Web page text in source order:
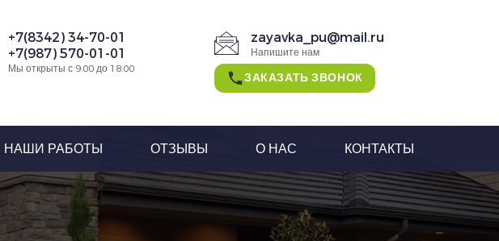
+7(8342) 34-70-01
+7(987) 570-01-01
Мы открыты с 9:00 до 18:00
zayavka_pu@mail.ru
Напишите нам
ЗАКАЗАТЬ ЗВОНОК
НАШИ РАБОТЫ ОТЗЫВЫ О НАС КОНТАКТЫ